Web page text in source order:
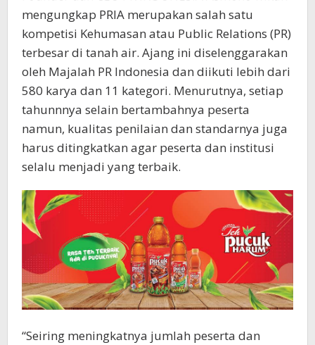
mengungkap PRIA merupakan salah satu
kompetisi Kehumasan atau Public Relations (PR)
terbesar di tanah air. Ajang ini diselenggarakan
oleh Majalah PR Indonesia dan diikuti lebih dari
580 karya dan 11 kategori. Menurutnya, setiap
tahunnnya selain bertambahnya peserta
namun, kualitas penilaian dan standarnya juga
harus ditingkatkan agar peserta dan institusi
selalu menjadi yang terbaik.
“Seiring meningkatnya jumlah peserta dan